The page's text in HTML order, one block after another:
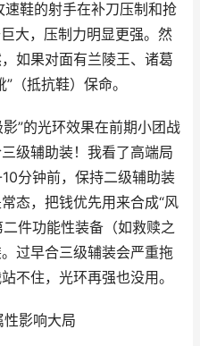
鞋的射手在补刀压制和抢
大，压制力明显更强。然
如果对面有兰陵王、诸葛
（抵抗鞋）保命。
”的光环效果在前期小团战
级辅助装！我看了高端局
分钟前，保持二级辅助装
态，把钱优先用来合成“风
二件功能性装备（如救赎之
过早合三级辅装会严重拖
不住，光环再强也没用。
影响大局